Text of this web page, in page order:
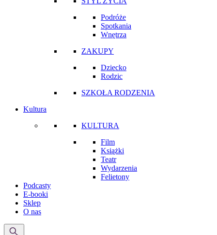
Podróże
Spotkania
Wnętrza
ZAKUPY
Dziecko
Rodzic
SZKOŁA RODZENIA
Kultura
KULTURA
Film
Książki
Teatr
Wydarzenia
Felietony
Podcasty
E-booki
Sklep
O nas